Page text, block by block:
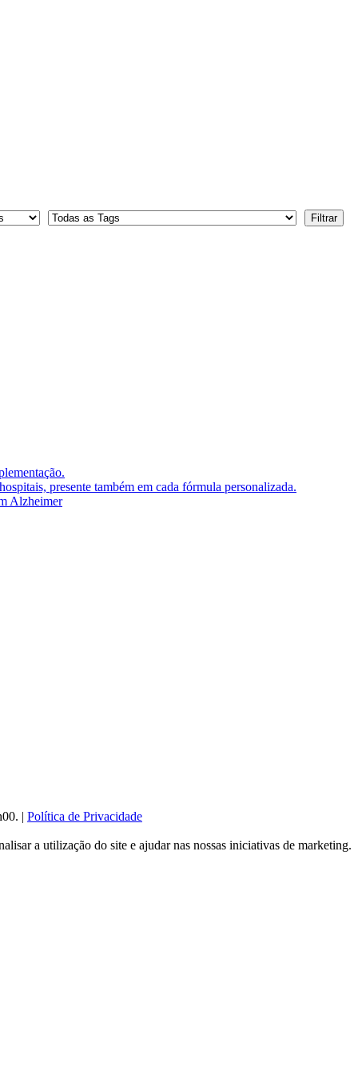
presente também em cada fórmula personalizada.
Alzheimer
| Política de Privacidade
a utilização do site e ajudar nas nossas iniciativas de marketing.